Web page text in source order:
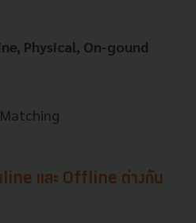
Physical, On-gound
และ Offline ต่างกัน